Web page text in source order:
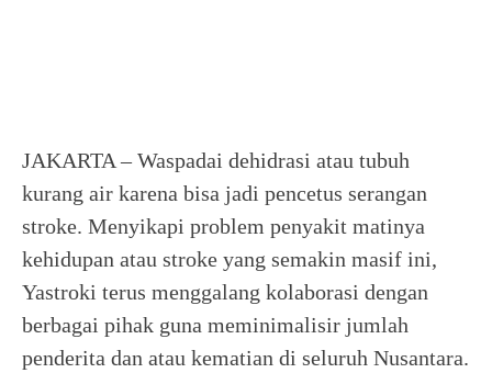
JAKARTA – Waspadai dehidrasi atau tubuh
kurang air karena bisa jadi pencetus serangan
stroke. Menyikapi problem penyakit matinya
kehidupan atau stroke yang semakin masif ini,
Yastroki terus menggalang kolaborasi dengan
berbagai pihak guna meminimalisir jumlah
penderita dan atau kematian di seluruh Nusantara.